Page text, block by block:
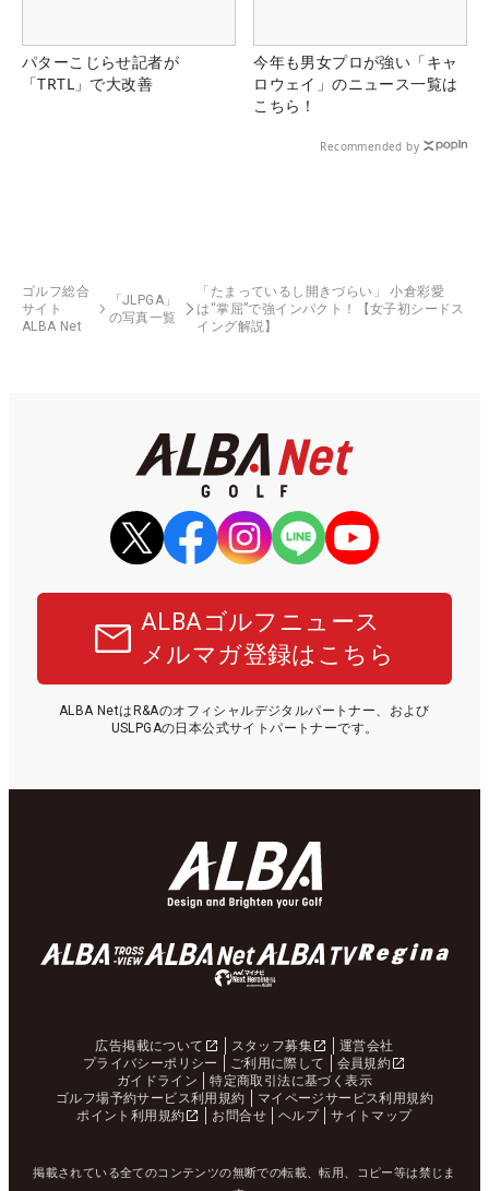
パターこじらせ記者が
「TRTL」で大改善
今年も男女プロが強い「キャ
ロウェイ」のニュース一覧は
こちら！
Recommended by
ゴルフ総合
サイト
ALBA Net
「JLPGA」
の写真一覧
「たまっているし開きづらい」 小倉彩愛
は“掌屈”で強インパクト！【女子初シードス
イング解説】
ALBAゴルフニュース
メルマガ登録はこちら
ALBA NetはR&Aのオフィシャルデジタルパートナー、および
USLPGAの日本公式サイトパートナーです。
広告掲載について スタッフ募集
運営会社
プライバシーポリシー
ご利用に際して
会員規約
ガイドライン
特定商取引法に基づく表示
ゴルフ場予約サービス利用規約
マイページサービス利用規約
ポイント利用規約
お問合せ ヘルプ サイトマップ
掲載されている全てのコンテンツの無断での転載、転用、コピー等は禁じま